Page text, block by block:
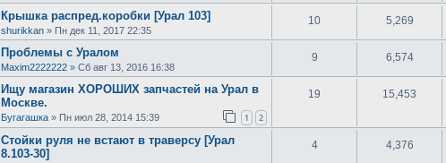
Крышка распред.коробки [Урал 103]
shurikkan » Пн дек 11, 2017 22:35
10 5,269
Проблемы с Уралом
Maxim2222222 » Сб авг 13, 2016 16:38
9 6,574
Ищу магазин ХОРОШИХ запчастей на Урал в
Москве.
Бугагашка » Пн июл 28, 2014 15:39 1 2
19 15,453
Стойки руля не встают в траверсу [Урал
8.103-30]
4 4,376